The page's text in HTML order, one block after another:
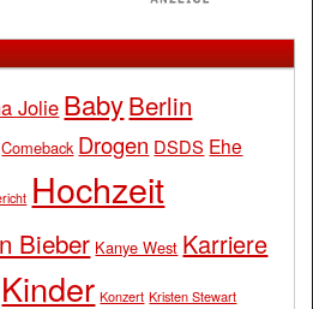
Jolie BabyBerlin
Comeback Drogen DSDS Ehe
Hochzeit
Bieber Kanye West Karriere
Kinder Konzert Kristen Stewart